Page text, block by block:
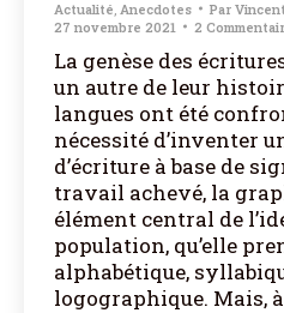
Actualité Anecdotes Par
27 novembre 2021
2
La genèse des
un autre de leur
langues ont été
nécessité d’inventer
d’écriture à base de
travail achevé, la
élément central de
population, qu’elle
alphabétique,
logographique. Mais,